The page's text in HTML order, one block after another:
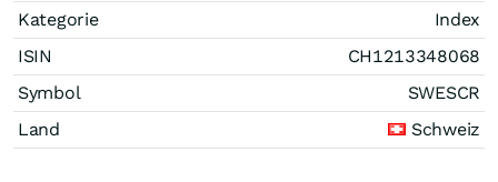
Kategorie
Index
ISIN
CH1213348068
Symbol
SWESCR
Land
Schweiz